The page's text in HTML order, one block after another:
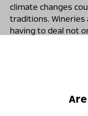
Are
climate changes
traditions. Wineries
having to deal not